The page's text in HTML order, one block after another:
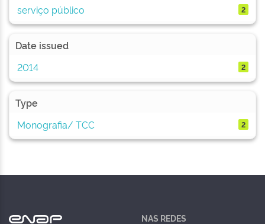
serviço público 2
Date issued
2014
2
Type
Monografia/ TCC
2
NAS REDES